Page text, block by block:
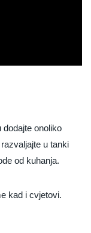
dodajte onoliko
u tanki
od kuhanja.
kad i cvjetovi.